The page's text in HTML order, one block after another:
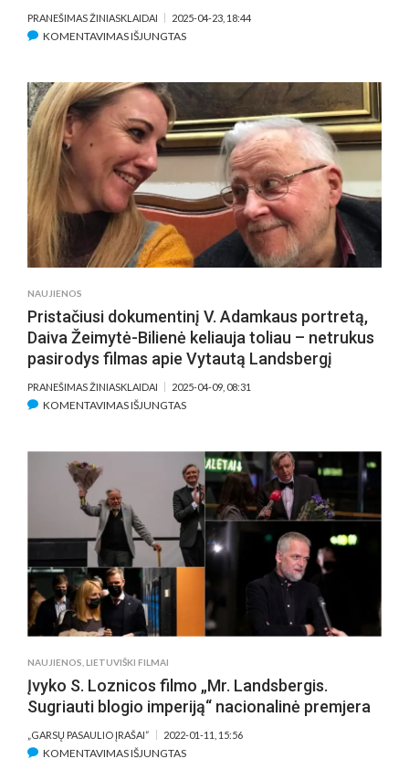
PRANEŠIMAS ŽINIASKLAIDAI 2025-04-23, 18:44
KOMENTAVIMAS IŠJUNGTASĮRAŠE
VYTAUTO
LANDSBERGIO
FRAZĖS,
NUSAKANČIOS
POŽIŪRĮ
Į
GYVENIMĄ
NAUJIENOS
Pristačiusi dokumentinį V. Adamkaus portretą,
Daiva Žeimytė-Bilienė keliauja toliau – netrukus
pasirodys filmas apie Vytautą Landsbergį
PRANEŠIMAS ŽINIASKLAIDAI 2025-04-09, 08:31
KOMENTAVIMAS IŠJUNGTASĮRAŠE
V.
ADAMKAUS
PORTRETĄ,
DAIVA
ŽEIMYTĖ-
BILIENĖ
NETRUKUS
APIE
VYTAUTĄ
LANDSBERGĮ
NAUJIENOS LIETUVIŠKI FILMAI
Įvyko S. Loznicos filmo „Mr. Landsbergis.
Sugriauti blogio imperiją“ nacionalinė premjera
„GARSŲ PASAULIO ĮRAŠAI“ 2022-01-11, 15:56
KOMENTAVIMAS IŠJUNGTASĮRAŠE